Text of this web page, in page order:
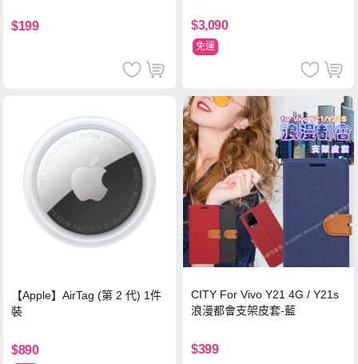
$199 $3,090
免運
【Apple】AirTag (第 2 代) 1件
裝
$890
CITY For Vivo Y21 4G / Y21s
浪漫都會支架皮套-藍
$399